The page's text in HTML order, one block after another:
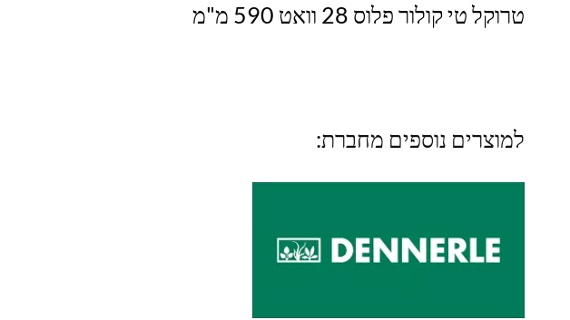
טרוקל טי קולור פלוס 28 וואט 590 מ"מ
למוצרים נוספים מחברת: